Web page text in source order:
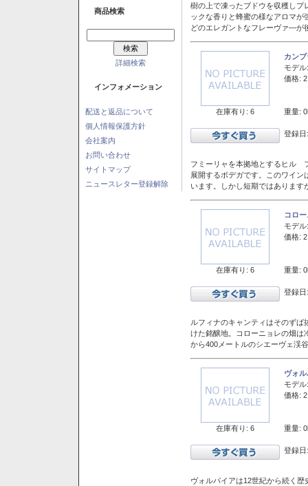
商品検索
詳細検索
インフォメーション
配送と返品について
個人情報保護方針
会社案内
お問い合わせ
サイトマップ
ニュースレター登録解除
樹の上で凍ったブドウを収穫しプ
ックな香りと蜂蜜の様なアロマ
どのエレガントなフレーヴァ―が
在庫有り: 6
カン
モデル:
価格:
重量:
登録
フミーリャを本拠地とするヒル
展開するボデガです。このワイ
います。しかし短期ではありま
在庫有り: 6
コロ
モデル:
価格:
重量:
登録
ルフィナのキャンティはそのず
けた銘醸地。コローニョレの畑は
から400メートルのシエーヴェ渓
在庫有り: 6
ヴォ
モデル:
価格:
重量:
登録
ヴォルパイアは12世紀から続く